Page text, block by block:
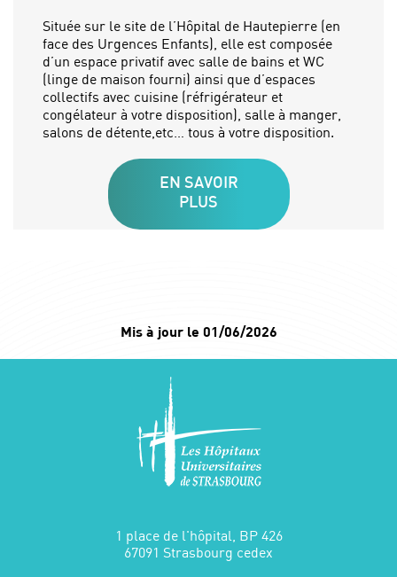
Située sur le site de l’Hôpital de Hautepierre (en
face des Urgences Enfants), elle est composée
d’un espace privatif avec salle de bains et WC
(linge de maison fourni) ainsi que d’espaces
collectifs avec cuisine (réfrigérateur et
congélateur à votre disposition), salle à manger,
salons de détente,etc… tous à votre disposition.
EN SAVOIR
PLUS
Mis à jour le 01/06/2026
1 place de l'hôpital, BP 426
67091 Strasbourg cedex